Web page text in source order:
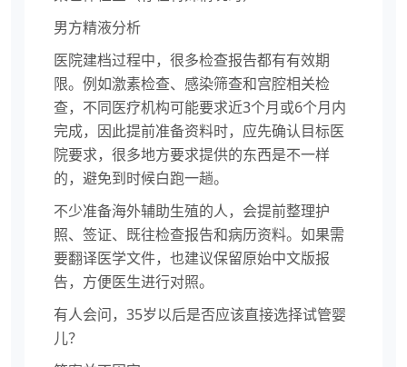
男方精液分析
医院建档过程中，很多检查报告都有有效期
限。例如激素检查、感染筛查和宫腔相关检
查，不同医疗机构可能要求近3个月或6个月内
完成，因此提前准备资料时，应先确认目标医
院要求，很多地方要求提供的东西是不一样
的，避免到时候白跑一趟。
不少准备海外辅助生殖的人，会提前整理护
照、签证、既往检查报告和病历资料。如果需
要翻译医学文件，也建议保留原始中文版报
告，方便医生进行对照。
有人会问，35岁以后是否应该直接选择试管婴
儿？